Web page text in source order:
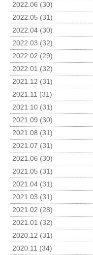
2022.06 (30)
2022.05 (31)
2022.04 (30)
2022.03 (32)
2022.02 (29)
2022.01 (32)
2021.12 (31)
2021.11 (31)
2021.10 (31)
2021.09 (30)
2021.08 (31)
2021.07 (31)
2021.06 (30)
2021.05 (31)
2021.04 (31)
2021.03 (31)
2021.02 (28)
2021.01 (32)
2020.12 (31)
2020.11 (34)